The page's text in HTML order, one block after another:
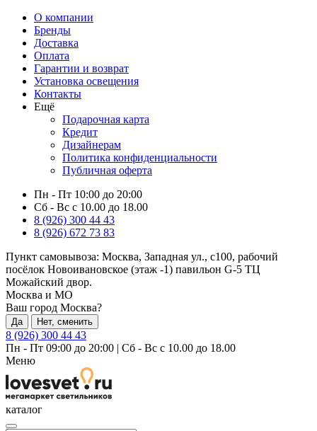
О компании
Бренды
Доставка
Оплата
Гарантии и возврат
Установка освещения
Контакты
Ещё
Подарочная карта
Кредит
Дизайнерам
Политика конфиденциальности
Публичная оферта
Пн - Пт 10:00 до 20:00
Сб - Вс с 10.00 до 18.00
8 (926) 300 44 43
8 (926) 672 73 83
Пункт самовывоза: Москва, Западная ул., с100, рабочий
посёлок Новоивановское (этаж -1) павильон G-5 ТЦ
Можайский двор.
Москва и МО
Ваш город Москва?
Да Нет, сменить
8 (926) 300 44 43
Пн - Пт 09:00 до 20:00 | Сб - Вс с 10.00 до 18.00
Меню
каталог